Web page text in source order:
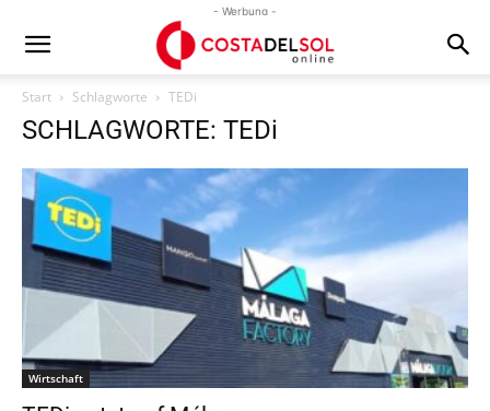
- Werbung -
Start Schlagworte TEDi
SCHLAGWORTE: TEDi
Wirtschaft